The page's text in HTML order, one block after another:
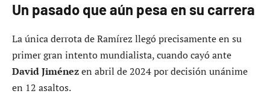
Un pasado que aún pesa en su carrera
La única derrota de Ramírez llegó precisamente en su
primer gran intento mundialista, cuando cayó ante
David Jiménezen abril de 2024 por decisión unánime
en 12 asaltos.